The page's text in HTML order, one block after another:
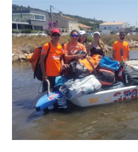
Des
nouveaux
membres
dans
l’équipe :
et
si
c’était
toi ?